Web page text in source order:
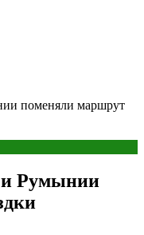
поменяли маршрут
Румынии